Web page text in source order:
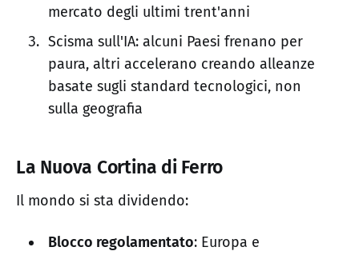
mercato degli ultimi trent'anni
Scisma sull'IA: alcuni Paesi frenano per
paura, altri accelerano creando alleanze
basate sugli standard tecnologici, non
sulla geografia
La Nuova Cortina di Ferro
Il mondo si sta dividendo:
Blocco regolamentato: Europa e